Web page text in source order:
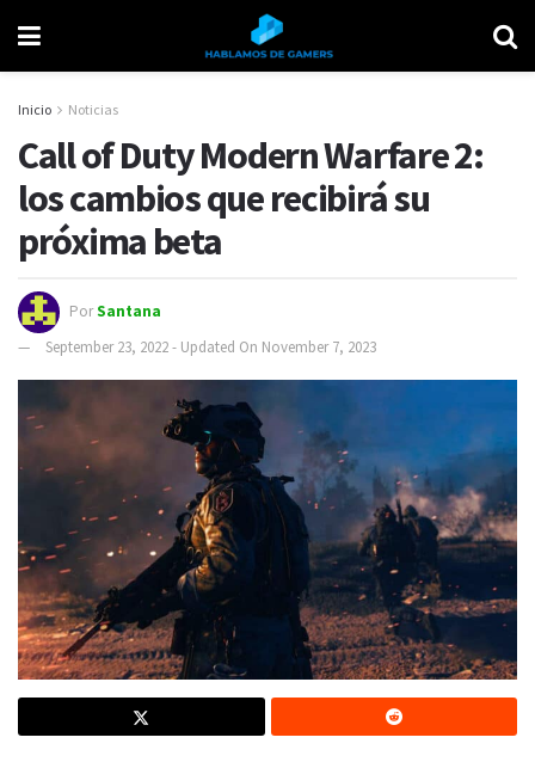
Inicio Noticias
Call of Duty Modern Warfare 2:
los cambios que recibirá su
próxima beta
PorSantana
September 23, 2022 - Updated On November 7, 2023